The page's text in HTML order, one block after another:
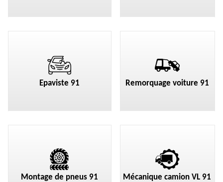
Epaviste 91 Remorquage voiture 91
Montage de pneus 91 Mécanique camion VL 91